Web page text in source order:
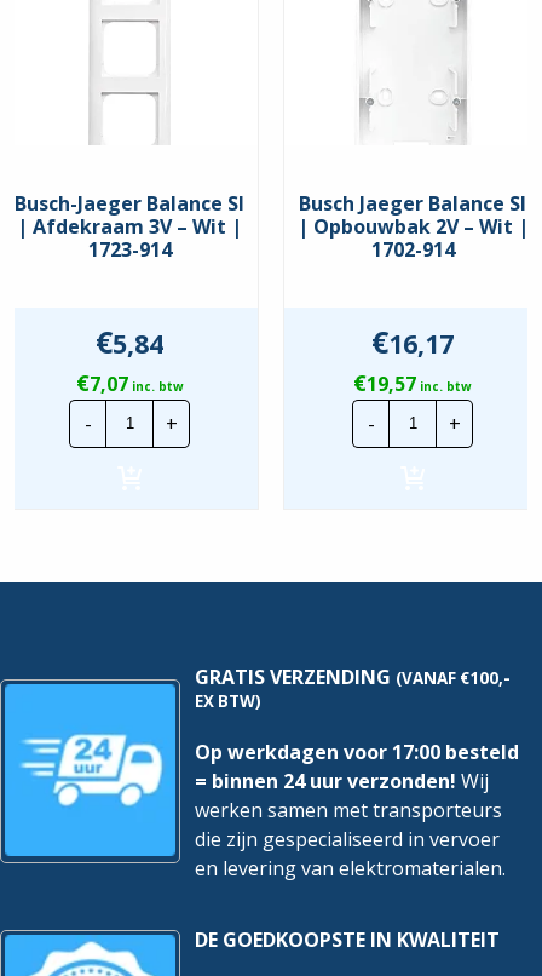
Busch-Jaeger Balance SI
| Afdekraam 3V – Wit |
1723-914
€5,84
€7,07inc. btw
-
Busch-
Jaeger
Balance
|
+
Busch Jaeger Balance SI
| Opbouwbak 2V – Wit |
1702-914
€16,17
€19,57 inc. btw
-
Busch
Jaeger
Balance
|
+
GRATIS VERZENDING (VANAF €100,-
EX BTW)
Op werkdagen voor 17:00 besteld
= binnen 24 uur verzonden! Wij
werken samen met transporteurs
die zijn gespecialiseerd in vervoer
en levering van elektromaterialen.
DE GOEDKOOPSTE IN KWALITEIT